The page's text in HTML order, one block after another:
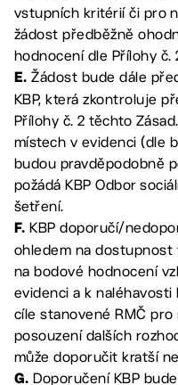
vstupních kritérií či pro
žádost předběžně
hodnocení dle Přílohy č.
E. Žádost bude dále
KBP, která zkontroluje
Přílohy č. 2 těchto
místech v evidenci (dle
budou pravděpodobně
požádá KBP Odbor
šetření.
F. KBP doporučí/
ohledem na dostupnost
na bodové hodnocení
evidenci a k
cíle stanovené RMČ
posouzení dalších
může doporučit kratší
G. Doporučení KBP